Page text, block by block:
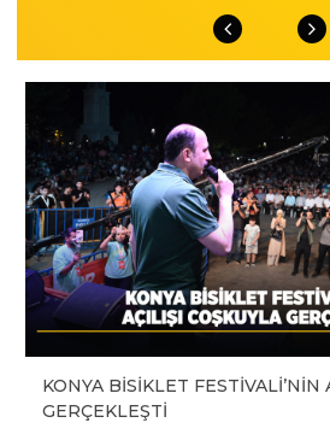
KONYA BİSİKLET FESTİVALİ’NİN
GERÇEKLEŞTİ